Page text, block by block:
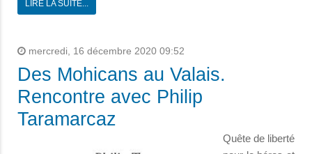
LIRE LA SUITE...
mercredi, 16 décembre 2020 09:52
Des Mohicans au Valais.
Rencontre avec Philip
Taramarcaz
Quête de liberté